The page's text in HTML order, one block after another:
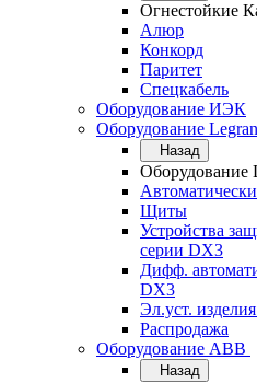
Огнестойкие
Алюр
Конкорд
Паритет
Спецкабель
Оборудование ИЭК
Оборудование
Назад
Оборудование
Щиты
Устройства
серии DX3
Дифф.
DX3
Эл.уст.
Распродажа
Оборудование АВВ
Назад